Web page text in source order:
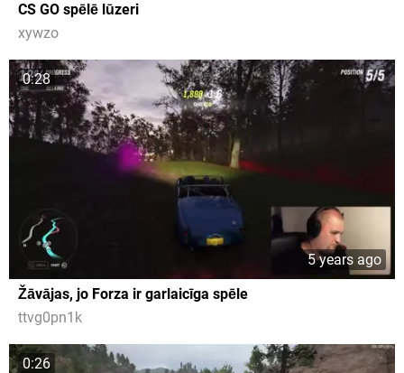
CS GO spēlē lūzeri
xywzo
0:28
5 years ago
Žāvājas, jo Forza ir garlaicīga spēle
ttvg0pn1k
0:26